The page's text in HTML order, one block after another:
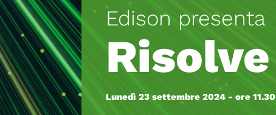
Edison presenta
Risolve
Lunedì 23 settembre 2024 - ore 11.30